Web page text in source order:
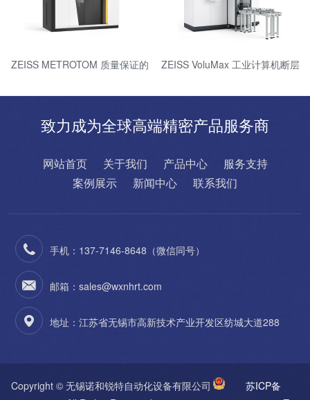
ZEISS METROTOM 质量保证的
ZEISS VoluMax 工业计算机断层
致力成为全球高端精密产品服务商
网站首页 关于我们 产品中心
服务支持
案例展示
新闻中心 联系我们
手机：137-7146-8648（微信同号）
邮箱：sales@wxnhrt.com
地址：江苏省无锡市高新技术产业开发区纺城大道288
Copyright © 无锡诺和锐特自动化设备有限公司
苏ICP备